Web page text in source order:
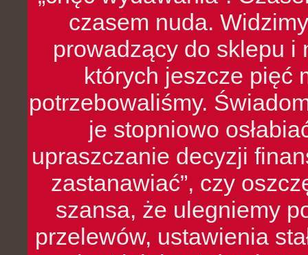
czasem nuda.
prowadzący do sklepu i
których jeszcze pięć
potrzebowaliśmy.
je stopniowo
upraszczanie decyzji
zastanawiać”, czy
szansa, że ulegniemy
przelewów, ustawienia